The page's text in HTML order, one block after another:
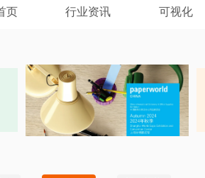
页 行业资讯 可视化